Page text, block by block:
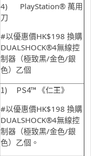
4) PlayStation® 萬用
刀
#以優惠價HK$198 換購
DUALSHOCK®4無線控
制器（極致黑/金色/銀
色）乙個
1) PS4™ 《仁王》
#以優惠價HK$198 換購
DUALSHOCK®4無線控
制器（極致黑/金色/銀
色）乙個。